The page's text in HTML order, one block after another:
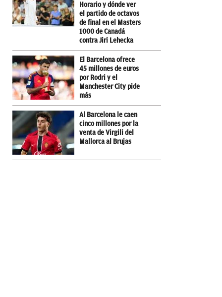
Horario y dónde ver
el partido de octavos
de final en el Masters
1000 de Canadá
contra Jiri Lehecka
El Barcelona ofrece
45 millones de euros
por Rodri y el
Manchester City pide
más
Al Barcelona le caen
cinco millones por la
venta de Virgili del
Mallorca al Brujas